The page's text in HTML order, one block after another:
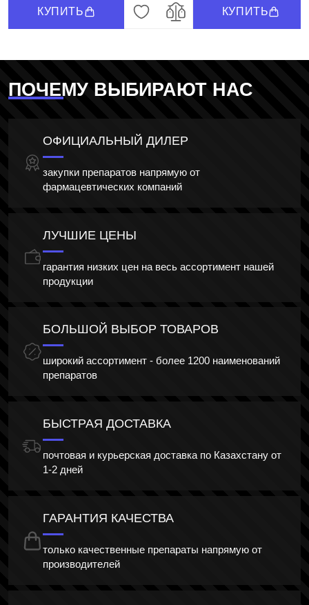
КУПИТЬ КУПИТЬ
ПОЧЕМУ ВЫБИРАЮТ НАС
ОФИЦИАЛЬНЫЙ ДИЛЕР
закупки препаратов напрямую от
фармацевтических компаний
ЛУЧШИЕ ЦЕНЫ
гарантия низких цен на весь ассортимент нашей
продукции
БОЛЬШОЙ ВЫБОР ТОВАРОВ
широкий ассортимент - более 1200 наименований
препаратов
БЫСТРАЯ ДОСТАВКА
почтовая и курьерская доставка по Казахстану от
1-2 дней
ГАРАНТИЯ КАЧЕСТВА
только качественные препараты напрямую от
производителей